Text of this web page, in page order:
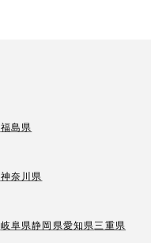
福島県
神奈川県
岐阜県静岡県愛知県三重県